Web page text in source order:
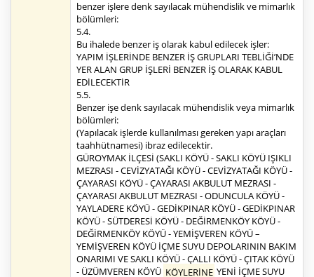
benzer işlere denk sayılacak mühendislik ve mimarlık
bölümleri:
5.4.
Bu ihalede benzer iş olarak kabul edilecek işler:
YAPIM İŞLERİNDE BENZER İŞ GRUPLARI TEBLİĞİ’NDE
YER ALAN GRUP İŞLERİ BENZER İŞ OLARAK KABUL
EDİLECEKTİR
5.5.
Benzer işe denk sayılacak mühendislik veya mimarlık
bölümleri:
(Yapılacak işlerde kullanılması gereken yapı araçları
taahhütnamesi) ibraz edilecektir.
GÜROYMAK İLÇESİ (SAKLI KÖYÜ - SAKLI KÖYÜ IŞIKLI
MEZRASI - CEVİZYATAĞI KÖYÜ - CEVİZYATAĞI KÖYÜ -
ÇAYARASI KÖYÜ - ÇAYARASI AKBULUT MEZRASI -
ÇAYARASI AKBULUT MEZRASI - ODUNCULA KÖYÜ -
YAYLADERE KÖYÜ - GEDİKPINAR KÖYÜ - GEDİKPINAR
KÖYÜ - SÜTDERESİ KÖYÜ - DEĞİRMENKÖY KÖYÜ -
DEĞİRMENKÖY KÖYÜ - YEMİŞVEREN KÖYÜ –
YEMİŞVEREN KÖYÜ İÇME SUYU DEPOLARININ BAKIM
ONARIMI VE SAKLI KÖYÜ - ÇALLI KÖYÜ - ÇITAK KÖYÜ
- ÜZÜMVEREN KÖYÜ KÖYLERİNE YENİ İÇME SUYU